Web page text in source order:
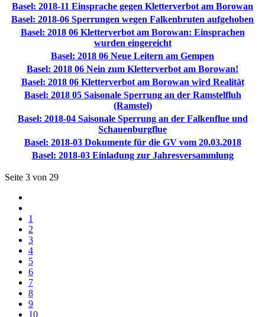
Basel: 2018-11 Einsprache gegen Kletterverbot am Borowan
Basel: 2018-06 Sperrungen wegen Falkenbruten aufgehoben
Basel: 2018 06 Kletterverbot am Borowan: Einsprachen
wurden eingereicht
Basel: 2018 06 Neue Leitern am Gempen
Basel: 2018 06 Nein zum Kletterverbot am Borowan!
Basel: 2018 06 Kletterverbot am Borowan wird Realität
Basel: 2018 05 Saisonale Sperrung an der Ramstelfluh
(Ramstel)
Basel: 2018-04 Saisonale Sperrung an der Falkenflue und
Schauenburgflue
Basel: 2018-03 Dokumente für die GV vom 20.03.2018
Basel: 2018-03 Einladung zur Jahresversammlung
Seite 3 von 29
1
2
3
4
5
6
7
8
9
10